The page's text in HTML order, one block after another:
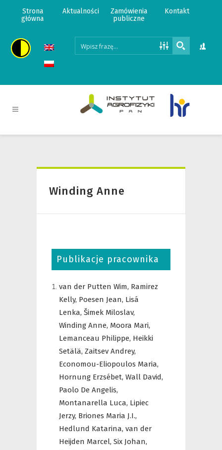
Strona
główna
Aktualności
Zamówienia
publiczne
Kontakt
Winding Anne
Publikacje pracownika
van der Putten Wim, Ramirez
Kelly, Poesen Jean, Lisá
Lenka, Šimek Miloslav,
Winding Anne, Moora Mari,
Lemanceau Philippe, Heikki
Setälä, Zaitsev Andrey,
Economou-Eliopoulos Maria,
Hornung Erzsébet, Wall David,
Paolo De Angelis,
Montanarella Luca, Lipiec
Jerzy, Briones Maria J.I.,
Hedlund Katarina, van der
Heijden Marcel, Six Johan,